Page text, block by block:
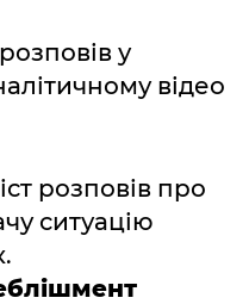
у
відео
розповів про
ситуацію